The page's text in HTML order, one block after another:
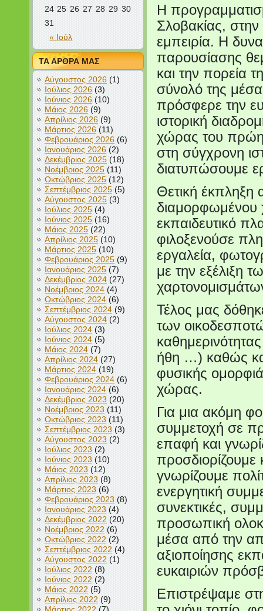
« Ιούλ
24 25 26 27 28 29 30
31
ΤΑ ΑΡΘΡΑ ΜΑΣ
Αύγουστος 2026(1)
Ιούλιος 2026(3)
Ιούνιος 2026(10)
Μάιος 2026(9)
Απρίλιος 2026(9)
Μάρτιος 2026(11)
Φεβρουάριος 2026(6)
Ιανουάριος 2026(2)
Δεκέμβριος 2025(18)
Νοέμβριος 2025(11)
Οκτώβριος 2025(12)
Σεπτέμβριος 2025(5)
Αύγουστος 2025(3)
Ιούλιος 2025(4)
Ιούνιος 2025(16)
Μάιος 2025(22)
Απρίλιος 2025(10)
Μάρτιος 2025(10)
Φεβρουάριος 2025(9)
Ιανουάριος 2025(7)
Δεκέμβριος 2024(27)
Νοέμβριος 2024(4)
Οκτώβριος 2024(6)
Σεπτέμβριος 2024(9)
Αύγουστος 2024(2)
Ιούλιος 2024(3)
Ιούνιος 2024(5)
Μάιος 2024(7)
Απρίλιος 2024(27)
Μάρτιος 2024(19)
Φεβρουάριος 2024(6)
Ιανουάριος 2024(6)
Δεκέμβριος 2023 (20)
Νοέμβριος 2023 (11)
Οκτώβριος 2023(11)
Σεπτέμβριος 2023 (3)
Αύγουστος 2023 (2)
Ιούλιος 2023(2)
Ιούνιος 2023(10)
Μάιος 2023 (12)
Απρίλιος 2023 (8)
Μάρτιος 2023 (6)
Φεβρουάριος 2023(8)
Ιανουάριος 2023 (4)
Δεκέμβριος 2022 (20)
Νοέμβριος 2022 (6)
Οκτώβριος 2022 (2)
Σεπτέμβριος 2022 (4)
Αύγουστος 2022 (1)
Ιούλιος 2022 (8)
Ιούνιος 2022 (2)
Μάιος 2022 (5)
Απρίλιος 2022 (9)
Η
Σλοβακίας,
εμπειρία. Η
παρουσίασης
και την πορεία
σύνολό της
πρόσφερε την
ιστορική
χώρας του
στη σύγχρονη
διατυπώσουμε
Θετική έκπληξη
διαμορφωμένου
εκπαιδευτικό
φιλοξενούσε
εργαλεία,
με την εξέλιξη
Τέλος μας
των
ήθη …) καθώς
φυσικής
χώρας.
Για μια ακόμη
συμμετοχή σε
επαφή και
γνωρίζουμε
ενεργητική
συνεκτικές,
προσωπική
μέσα από την
αξιοποίησης
ευκαιριών
Επιστρέψαμε